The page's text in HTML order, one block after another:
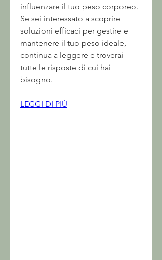
influenzare il tuo peso corporeo.
Se sei interessato a scoprire
soluzioni efficaci per gestire e
mantenere il tuo peso ideale,
continua a leggere e troverai
tutte le risposte di cui hai
bisogno.
LEGGI DI PIÙ